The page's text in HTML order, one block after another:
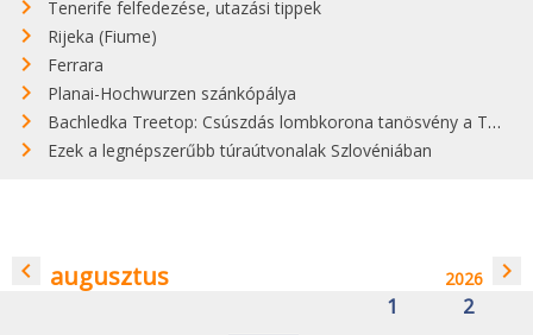
Tenerife felfedezése, utazási tippek
Rijeka (Fiume)
Ferrara
Planai-Hochwurzen szánkópálya
Bachledka Treetop: Csúszdás lombkorona tanösvény a Tátrában
Ezek a legnépszerűbb túraútvonalak Szlovéniában
navigate_before augusztus 2026 navigate_next
1
2